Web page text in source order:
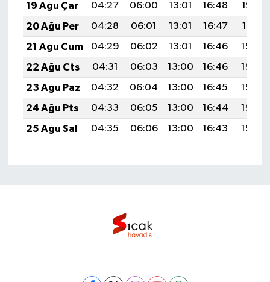
19 Ağu Çar
04:27 06:00 13:01 16:48
19:52
20 Ağu Per
04:28 06:01 13:01 16:47
19:51
21 Ağu Cum
04:29 06:02 13:01 16:46
19:49
22 Ağu Cts
04:31 06:03 13:00 16:46
19:48
23 Ağu Paz
04:32 06:04 13:00 16:45
19:46
24 Ağu Pts
04:33 06:05 13:00 16:44
19:45
25 Ağu Sal
04:35 06:06 13:00 16:43 19:43